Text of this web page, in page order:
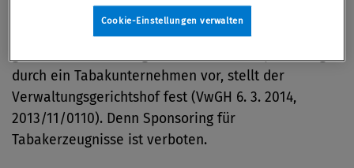
war in der Lounge das Firmenlogo gut sichtbar und
der Name des Tabakunternehmens deutlich
durch ein Tabakunternehmen vor, stellt der
Verwaltungsgerichtshof fest (VwGH 6. 3. 2014,
2013/11/0110). Denn Sponsoring für
Tabakerzeugnisse ist verboten.
Cookie-Einstellungen verwalten